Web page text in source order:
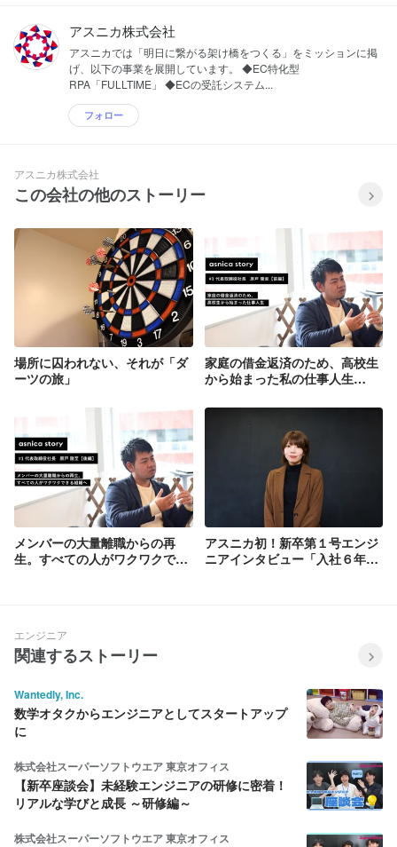
アスニカ株式会社
アスニカでは「明日に繋がる架け橋をつくる」をミッションに掲
げ、以下の事業を展開しています。 ◆EC特化型
RPA「FULLTIME」 ◆ECの受託システム...
フォロー
アスニカ株式会社
この会社の他のストーリー
場所に囚われない、それが「ダ
ーツの旅」
家庭の借金返済のため、高校生
から始まった私の仕事人生
メンバーの大量離職からの再
生。すべての人がワクワクでき
アスニカ初！新卒第１号エンジ
ニアインタビュー「入社６年目
エンジニア
関連するストーリー
Wantedly, Inc.
数学オタクからエンジニアとしてスタートアップ
に
株式会社スーパーソフトウエア 東京オフィス
【新卒座談会】未経験エンジニアの研修に密着！
リアルな学びと成長 ～研修編～
株式会社スーパーソフトウエア 東京オフィス